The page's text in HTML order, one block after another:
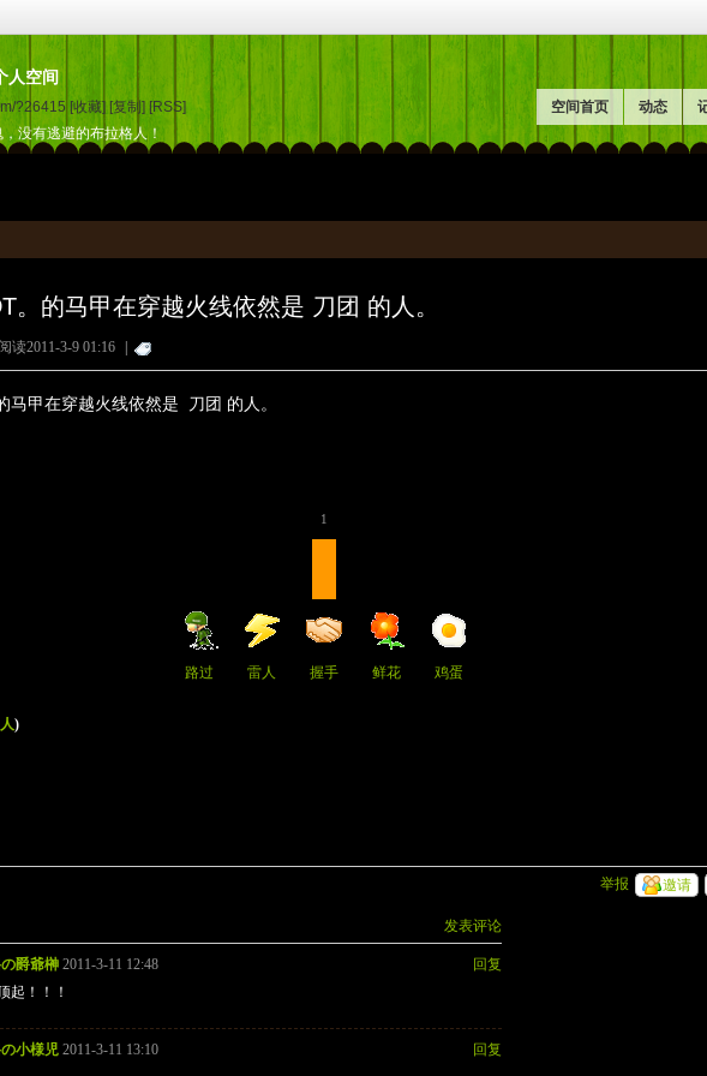
人空间
?26415 [收藏] [复制] [RSS]
没有逃避的布拉格人！
空间首页 动态
。的马甲在穿越火线依然是 刀团 的人。
读2011-3-9 01:16
马甲在穿越火线依然是 刀团 的人。
路过 雷人
1
握手 鲜花 鸡蛋
)
邀请
举报
发表评论
回复
爵爺榊 2011-3-11 12:48
起！！！
回复
小様児 2011-3-11 13:10